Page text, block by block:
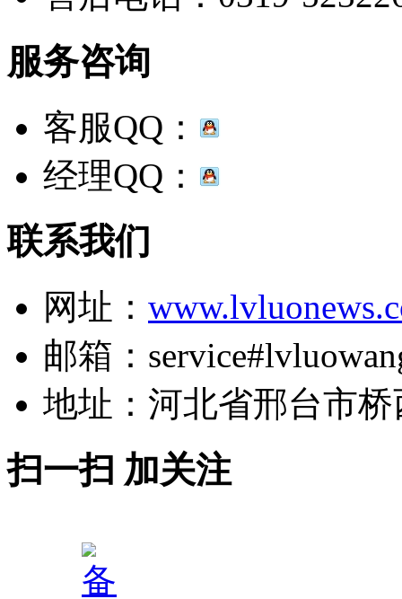
服务咨询
客服QQ：
经理QQ：
联系我们
网址：
邮箱：
地址：河北省邢台市
扫一扫 加关注